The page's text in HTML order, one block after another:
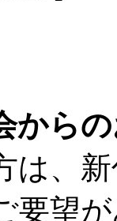
から
は、
要望